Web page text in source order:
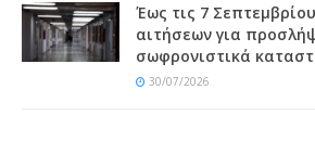
Έως τις 7
αιτήσεων για
σωφρονιστικά
30/07/2026